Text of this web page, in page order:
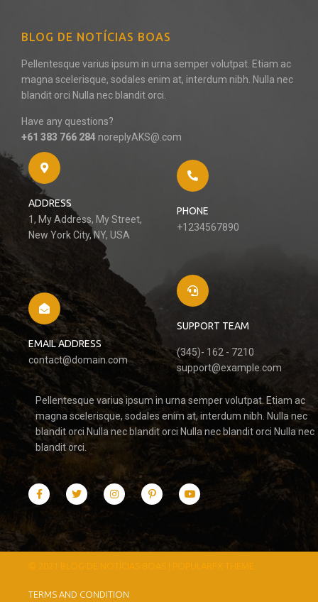
BLOG DE NOTÍCIAS BOAS
Pellentesque varius ipsum in urna semper volutpat. Etiam ac
magna scelerisque, sodales enim at, interdum nibh. Nulla nec
blandit orci Nulla nec blandit orci.
Have any questions?
+61 383 766 284 noreplyAKS@.com
ADDRESS
1, My Address, My Street,
New York City, NY, USA
PHONE
+1234567890
EMAIL ADDRESS
contact@domain.com
SUPPORT TEAM
(345)- 162 - 7210
support@example.com
Pellentesque varius ipsum in urna semper volutpat. Etiam ac
magna scelerisque, sodales enim at, interdum nibh. Nulla nec
blandit orci Nulla nec blandit orci Nulla nec blandit orci Nulla nec
blandit orci.
© 2021 BLOG DE NOTÍCIAS BOAS | POPULARFX THEME
TERMS AND CONDITION